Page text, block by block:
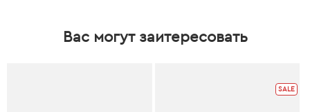
Вас могут заитересовать
SALE